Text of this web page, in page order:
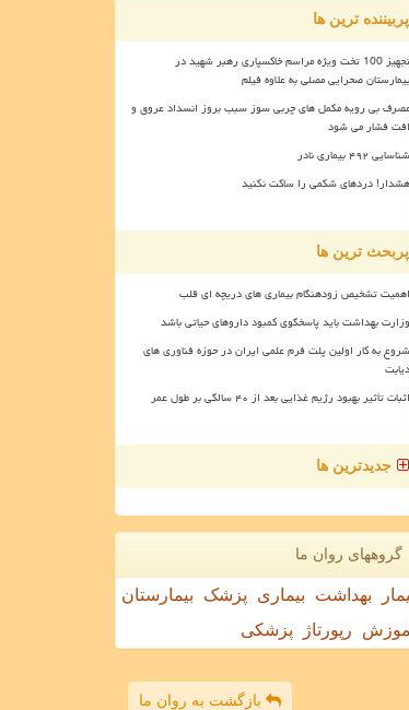
پربیننده ترین ها
تجهیز 100 تخت ویژه مراسم خاکسپاری رهبر شهید در
بیمارستان صحرایی مصلی به علاوه فیلم
مصرف بی رویه مکمل های چربی سوز سبب بروز انسداد عروق و
افت فشار می شود
شناسایی ۴۹۲ بیماری نادر
هشدار! دردهای شکمی را ساکت نکنید
پربحث ترین ها
اهمیت تشخیص زودهنگام بیماری های دریچه ای قلب
وزارت بهداشت باید پاسخگوی کمبود داروهای حیاتی باشد
شروع به کار اولین پلت فرم علمی ایران در حوزه فناوری های
دیابت
اثبات تأثیر بهبود رژیم غذایی بعد از ۴۰ سالگی بر طول عمر
جدیدترین ها
گروههای روان ما
بهداشت بیماری پزشک
بیمارستان
آموزش
رپورتاژ پزشکی
بازگشت به روان ما